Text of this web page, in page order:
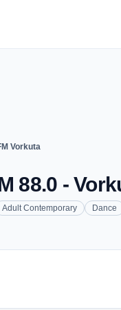
Vorkuta
88.0 -
Adult Contemporary Dance